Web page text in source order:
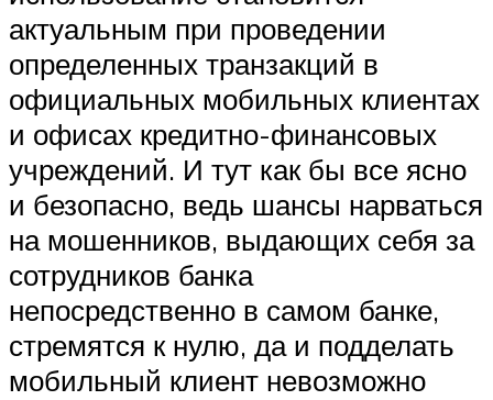
актуальным при проведении
определенных транзакций в
официальных мобильных клиентах
и офисах кредитно-финансовых
учреждений. И тут как бы все ясно
и безопасно, ведь шансы нарваться
на мошенников, выдающих себя за
сотрудников банка
непосредственно в самом банке,
стремятся к нулю, да и подделать
мобильный клиент невозможно